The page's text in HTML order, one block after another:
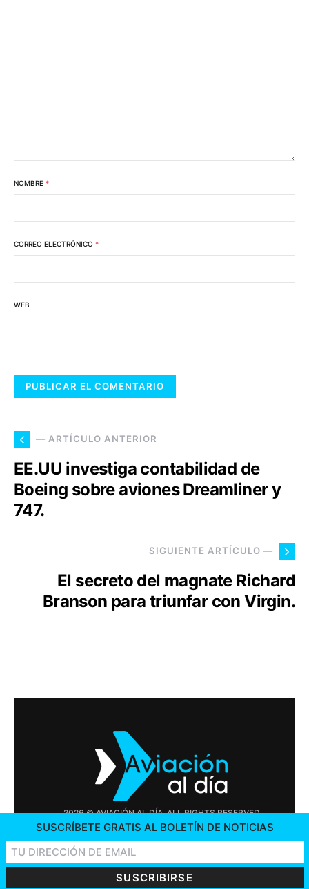
NOMBRE *
CORREO ELECTRÓNICO *
WEB
— ARTÍCULO ANTERIOR
EE.UU investiga contabilidad de
Boeing sobre aviones Dreamliner y
747.
SIGUIENTE ARTÍCULO —
El secreto del magnate Richard
Branson para triunfar con Virgin.
2026 © AVIACIÓN AL DÍA. ALL RIGHTS RESERVED
OFERTAS DE TRABAJO
SUSCRÍBETE GRATIS AL BOLETÍN DE NOTICIAS